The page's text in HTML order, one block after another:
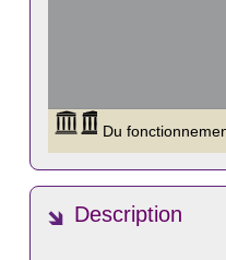
Description